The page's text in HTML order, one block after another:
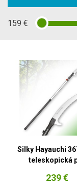
159 €
Silky Hayauchi
teleskopická
239 €